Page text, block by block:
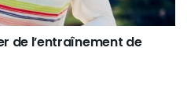
de l’entraînement de